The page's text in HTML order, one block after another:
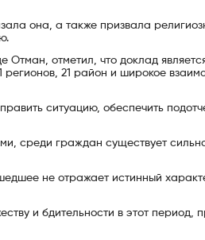
она, а также призвала
отметил, что доклад
21 район и широкое
ситуацию, обеспечить
среди граждан существует
не отражает истинный
и бдительности в этот период,